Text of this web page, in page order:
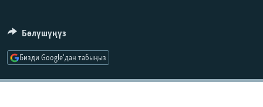
Бөлүшүңүз
Бизди Google'дан табыңыз